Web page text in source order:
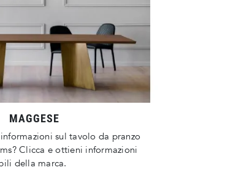
MAGGESE
sul tavolo da pranzo
Clicca e ottieni informazioni
della marca.